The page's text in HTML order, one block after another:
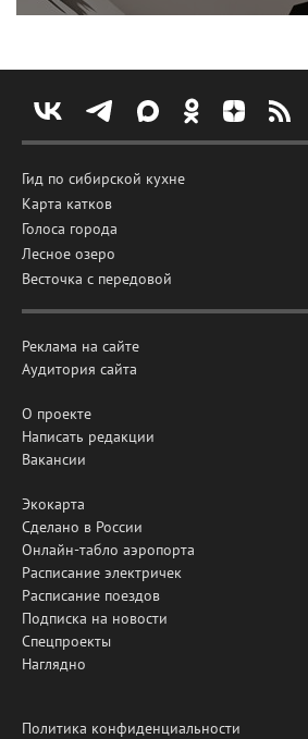
Гид по сибирской кухне
Карта катков
Голоса города
Лесное озеро
Весточка с передовой
Реклама на сайте
Аудитория сайта
О проекте
Написать редакции
Вакансии
Экокарта
Сделано в России
Онлайн-табло аэропорта
Расписание электричек
Расписание поездов
Подписка на новости
Спецпроекты
Наглядно
Политика конфиденциальности